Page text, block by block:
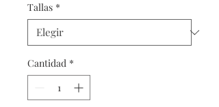
Tallas *
Cantidad *